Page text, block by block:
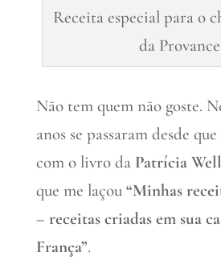
Receita especial para o
da Provance
Não tem quem não goste.
anos se passaram desde
com o livro da Patrícia
que me laçou “Minhas
– receitas criadas em sua
França”.